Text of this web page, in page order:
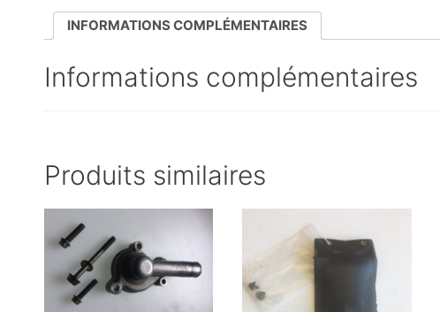
INFORMATIONS COMPLÉMENTAIRES
Informations complémentaires
Produits similaires